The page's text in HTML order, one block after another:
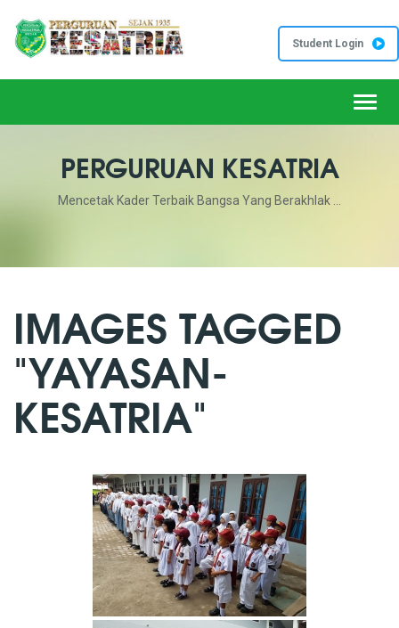
Student Login
PERGURUAN KESATRIA
Mencetak Kader Terbaik Bangsa Yang Berakhlak ...
IMAGES TAGGED
"YAYASAN-
KESATRIA"